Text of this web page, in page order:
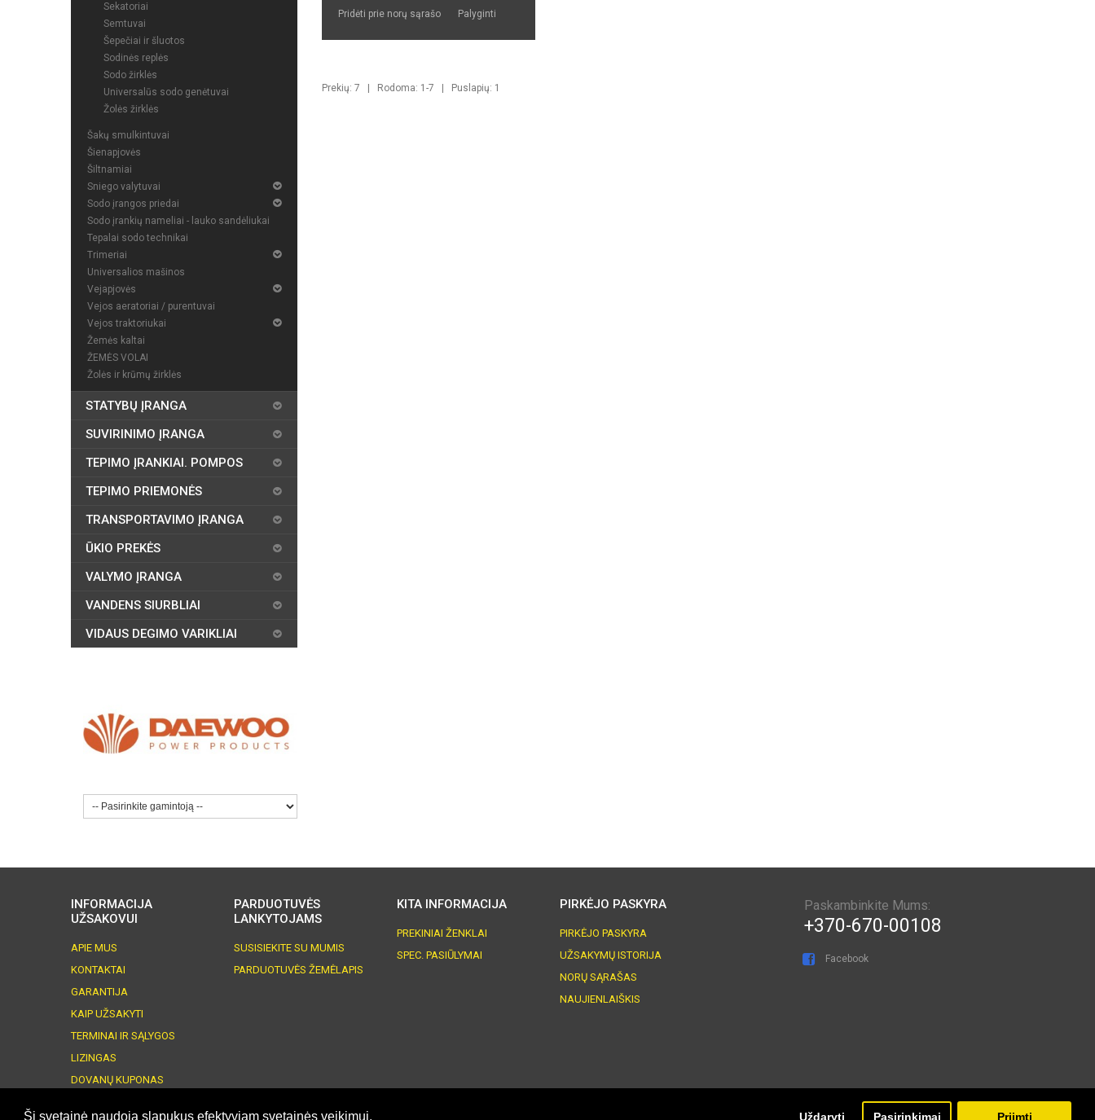
Ši svetainė naudoja slapukus efektyviam svetainės veikimui. Uždaryti Pasirinkimai Priimti
Pridėti prie norų sąrašo Palyginti
Prekių: 7 | Rodoma: 1-7 | Puslapių: 1
Sekatoriai
Semtuvai
Šepečiai ir šluotos
Sodinės replės
Sodo žirklės
Universalūs sodo genėtuvai
Žolės žirklės
Šakų smulkintuvai
Šienapjovės
Šiltnamiai
Sniego valytuvai
Sodo įrangos priedai
Sodo įrankių nameliai - lauko sandėliukai
Tepalai sodo technikai
Trimeriai
Universalios mašinos
Vejapjovės
Vejos aeratoriai / purentuvai
Vejos traktoriukai
Žemės kaltai
ŽEMĖS VOLAI
Žolės ir krūmų žirklės
STATYBŲ ĮRANGA
SUVIRINIMO ĮRANGA
TEPIMO ĮRANKIAI. POMPOS
TEPIMO PRIEMONĖS
TRANSPORTAVIMO ĮRANGA
ŪKIO PREKĖS
VALYMO ĮRANGA
VANDENS SIURBLIAI
VIDAUS DEGIMO VARIKLIAI
INFORMACIJA
UŽSAKOVUI
APIE MUS
KONTAKTAI
GARANTIJA
KAIP UŽSAKYTI
TERMINAI IR SĄLYGOS
LIZINGAS
DOVANŲ KUPONAS
PARDUOTUVĖS
LANKYTOJAMS
SUSISIEKITE SU MUMIS
PARDUOTUVĖS ŽEMĖLAPIS
KITA INFORMACIJA
PREKINIAI ŽENKLAI
SPEC. PASIŪLYMAI
PIRKĖJO PASKYRA
PIRKĖJO PASKYRA
UŽSAKYMŲ ISTORIJA
NORŲ SĄRAŠAS
NAUJIENLAIŠKIS
Paskambinkite Mums:
+370-670-00108
Facebook